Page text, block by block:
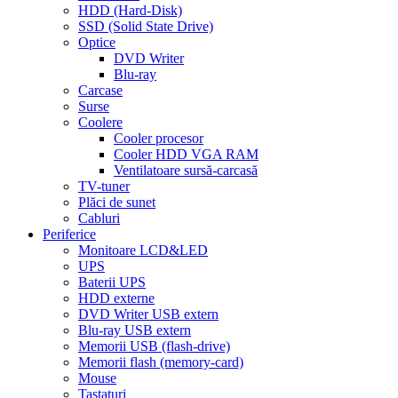
HDD (Hard-Disk)
SSD (Solid State Drive)
Optice
DVD Writer
Blu-ray
Carcase
Surse
Coolere
Cooler procesor
Cooler HDD VGA RAM
Ventilatoare sursă-carcasă
TV-tuner
Plăci de sunet
Cabluri
Periferice
Monitoare LCD&LED
UPS
Baterii UPS
HDD externe
DVD Writer USB extern
Blu-ray USB extern
Memorii USB (flash-drive)
Memorii flash (memory-card)
Mouse
Tastaturi